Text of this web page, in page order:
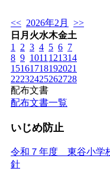
<< 2026年2月
>>
日 月 火水木金土
1
2 3 4 5 6 7
8 9 1011 121314
15161718192021
22232425262728
配布文書
配布文書一覧
いじめ防止
令和７年度 東谷小学
針